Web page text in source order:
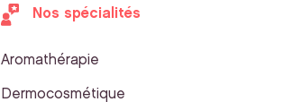
Nos spécialités
Aromathérapie
Dermocosmétique